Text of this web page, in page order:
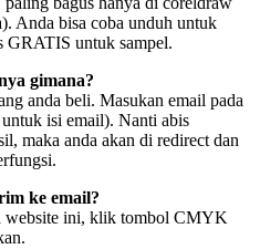
Anda bisa coba unduh untuk
GRATIS untuk sampel.
gimana?
anda beli. Masukan email pada
isi email). Nanti abis
maka anda akan di redirect dan
ke email?
ini, klik tombol CMYK